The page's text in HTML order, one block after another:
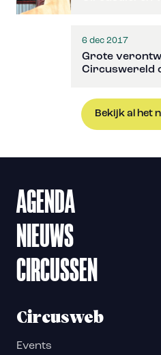
6 dec 2017
Grote
Circuswereld
Bekijk al het
AGENDA
NIEUWS
CIRCUSSEN
Circusweb
Events